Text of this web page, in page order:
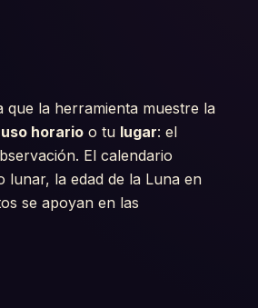
que la herramienta muestre la
horario o tu lugar: el
El calendario
lunar, la edad de la Luna en
se apoyan en las